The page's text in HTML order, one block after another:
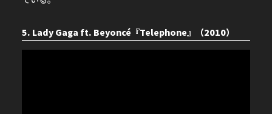
5. Lady Gaga ft. Beyoncé『Telephone』（2010）